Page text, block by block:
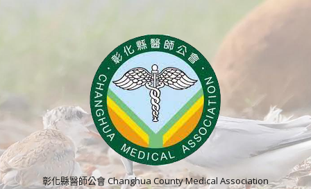
彰化縣醫師公會 Changhua County Medical Association